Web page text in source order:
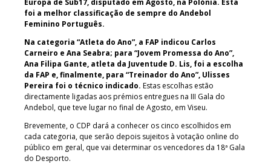
foi a melhor classificação de sempre do Andebol
Feminino Português.
Na categoria “Atleta do Ano”, a FAP indicou Carlos
Carneiro e Ana Seabra; para “Jovem Promessa do Ano”,
Ana Filipa Gante, atleta da Juventude D. Lis, foi a escolha
da FAP e, finalmente, para “Treinador do Ano”, Ulisses
Pereira foi o técnico indicado. Estas escolhas estão
directamente ligadas aos prémios entregues na III Gala do
Andebol, que teve lugar no final de Agosto, em Viseu.
Brevemente, o CDP dará a conhecer os cinco escolhidos em
cada categoria, que serão depois sujeitos à votação online do
público em geral, que vai determinar os vencedores da 18ª Gala
do Desporto.